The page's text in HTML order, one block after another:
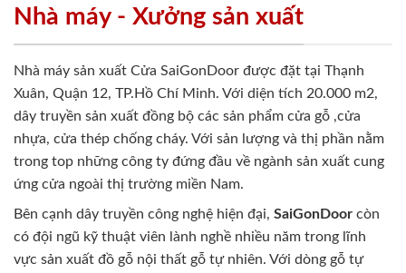
Nhà máy - Xưởng sản xuất
Nhà máy sản xuất Cửa SaiGonDoor được đặt tại Thạnh
Xuân, Quận 12, TP.Hồ Chí Minh. Với diện tích 20.000 m2,
dây truyền sản xuất đồng bộ các sản phẩm cửa gỗ ,cửa
nhựa, cửa thép chống cháy. Với sản lượng và thị phần nằm
trong top những công ty đứng đầu về ngành sản xuất cung
ứng cửa ngoài thị trường miền Nam.
Bên cạnh dây truyền công nghệ hiện đại, SaiGonDoor còn
có đội ngũ kỹ thuật viên lành nghề nhiều năm trong lĩnh
vực sản xuất đồ gỗ nội thất gỗ tự nhiên. Với dòng gỗ tự